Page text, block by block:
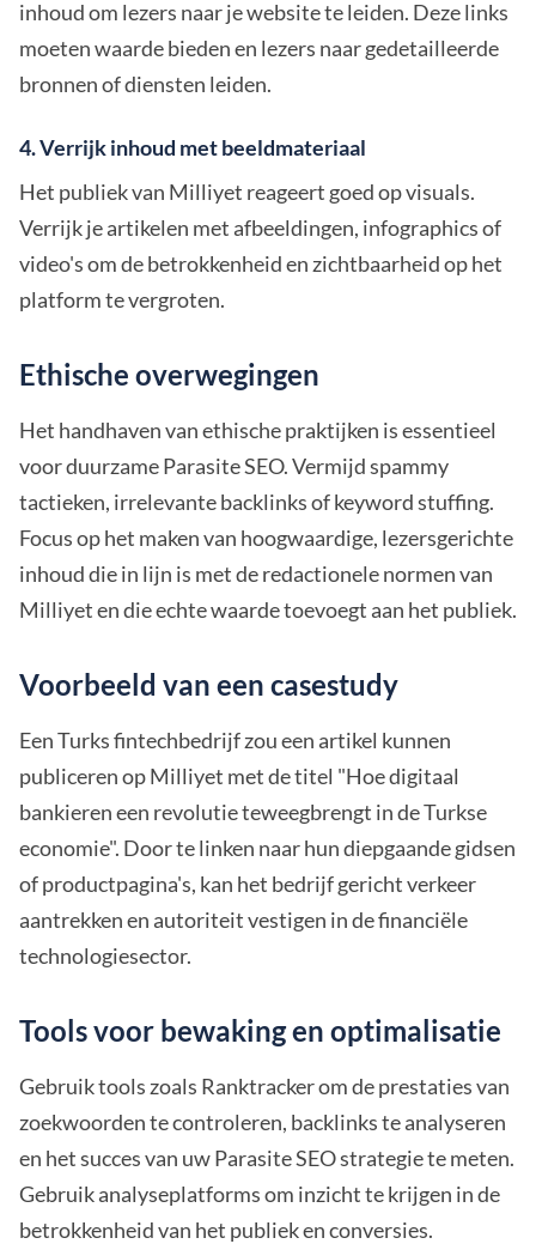
inhoud om lezers naar je website te leiden. Deze links
moeten waarde bieden en lezers naar gedetailleerde
bronnen of diensten leiden.
4. Verrijk inhoud met beeldmateriaal
Het publiek van Milliyet reageert goed op visuals.
Verrijk je artikelen met afbeeldingen, infographics of
video's om de betrokkenheid en zichtbaarheid op het
platform te vergroten.
Ethische overwegingen
Het handhaven van ethische praktijken is essentieel
voor duurzame Parasite SEO. Vermijd spammy
tactieken, irrelevante backlinks of keyword stuffing.
Focus op het maken van hoogwaardige, lezersgerichte
inhoud die in lijn is met de redactionele normen van
Milliyet en die echte waarde toevoegt aan het publiek.
Voorbeeld van een casestudy
Een Turks fintechbedrijf zou een artikel kunnen
publiceren op Milliyet met de titel "Hoe digitaal
bankieren een revolutie teweegbrengt in de Turkse
economie". Door te linken naar hun diepgaande gidsen
of productpagina's, kan het bedrijf gericht verkeer
aantrekken en autoriteit vestigen in de financiële
technologiesector.
Tools voor bewaking en optimalisatie
Gebruik tools zoals Ranktracker om de prestaties van
zoekwoorden te controleren, backlinks te analyseren
en het succes van uw Parasite SEO strategie te meten.
Gebruik analyseplatforms om inzicht te krijgen in de
betrokkenheid van het publiek en conversies.